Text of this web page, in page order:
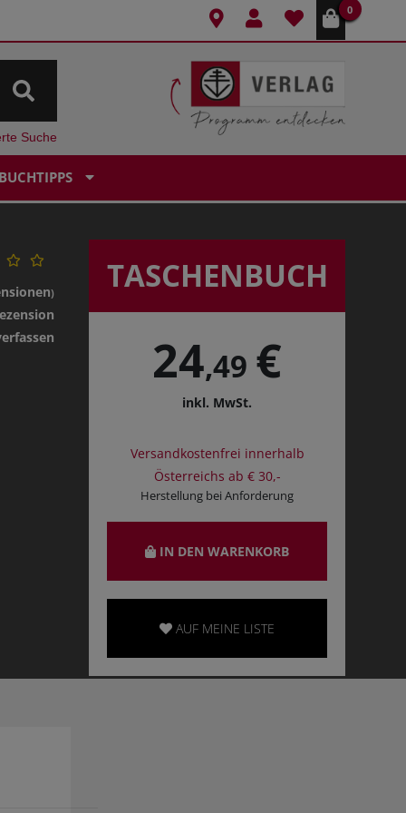
0
Suche
BUCHTIPPS
) TASCHENBUCH
24,49 €
inkl. MwSt.
Versandkostenfrei innerhalb
Österreichs ab € 30,-
Herstellung bei Anforderung
IN DEN WARENKORB
AUF MEINE LISTE